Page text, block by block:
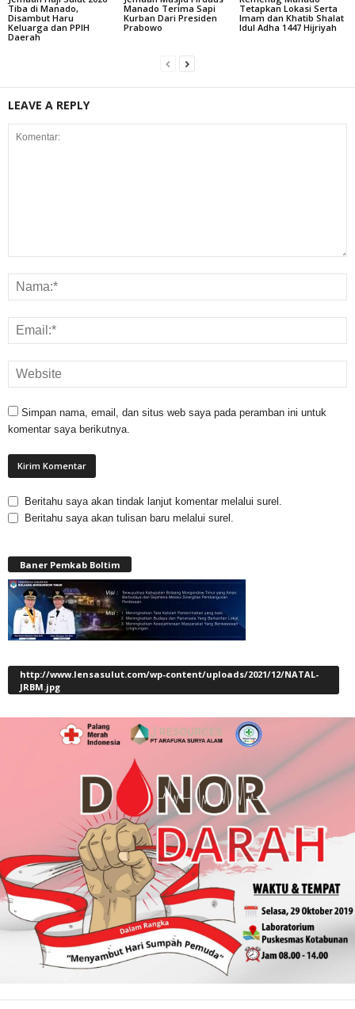
Tiba di Manado,
Disambut Haru
Keluarga dan PPIH
Daerah
Manado Terima Sapi
Kurban Dari Presiden
Prabowo
Tetapkan Lokasi Serta
Imam dan Khatib Shalat
Idul Adha 1447 Hijriyah
LEAVE A REPLY
Simpan nama, email, dan situs web saya pada peramban ini untuk
komentar saya berikutnya.
Beritahu saya akan tindak lanjut komentar melalui surel.
Beritahu saya akan tulisan baru melalui surel.
Baner Pemkab Boltim
http://www.lensasulut.com/wp-content/uploads/2021/12/NATAL-
JRBM.jpg